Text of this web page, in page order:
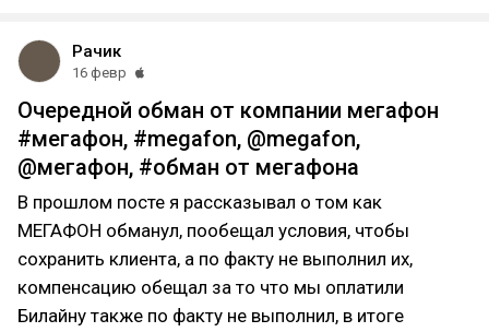
Рачик
16 февр
Очередной обман от компании мегафон
#мегафон, #megafon, @megafon,
@мегафон, #обман от мегафона
В прошлом посте я рассказывал о том как
МЕГАФОН обманул, пообещал условия, чтобы
сохранить клиента, а по факту не выполнил их,
компенсацию обещал за то что мы оплатили
Билайну также по факту не выполнил, в итоге